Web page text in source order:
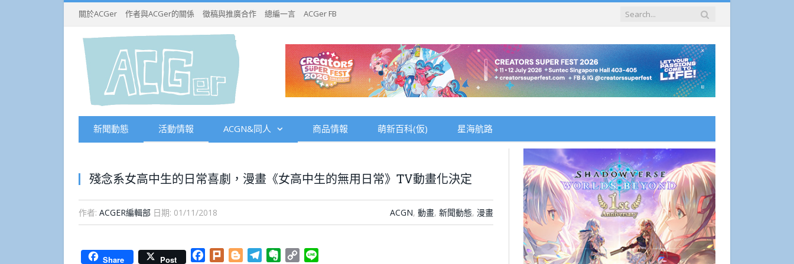
關於ACGer 作者與ACGer的關係 徵稿與推廣合作 總編一言 ACGer FB
新聞動態 活動情報 ACGN&同人 商品情報 萌新百科(仮) 星海航路
殘念系女高中生的日常喜劇，漫畫《女高中生的無用日常》TV動畫化決定
作者: ACGER編輯部 日期: 01/11/2018 ACGN, 動畫, 新聞動態, 漫畫
Share Post Facebook
Plurk BloggerTelegramEvernote
Copy